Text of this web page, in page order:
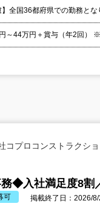
】全国36都府県での勤務とな
～44万円＋賞与（年2回）
コプロコンストラクシ
◆入社満足度8
可 掲載終了日：2026/